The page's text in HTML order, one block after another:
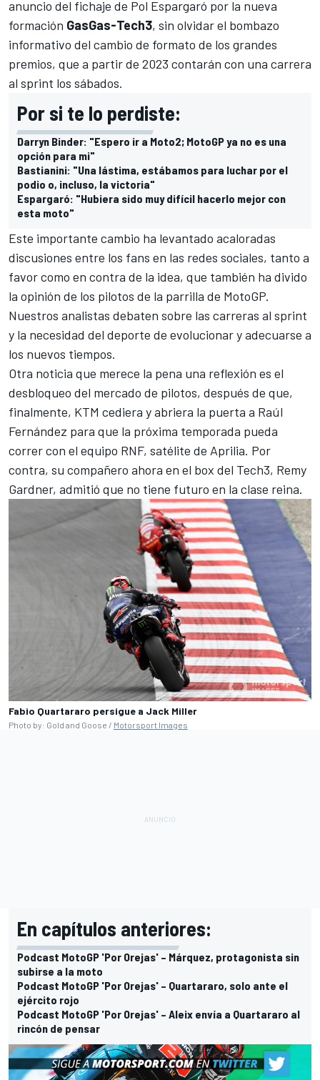
anuncio del fichaje de Pol Espargaró por la nueva
formación GasGas-Tech3, sin olvidar el bombazo
informativo del cambio de formato de los grandes
premios, que a partir de 2023 contarán con una carrera
al sprint los sábados.
Por si te lo perdiste:
Darryn Binder: "Espero ir a Moto2; MotoGP ya no es una
opción para mi"
Bastianini: "Una lástima, estábamos para luchar por el
podio o, incluso, la victoria"
Espargaró: "Hubiera sido muy difícil hacerlo mejor con
esta moto"
Este importante cambio ha levantado acaloradas
discusiones entre los fans en las redes sociales, tanto a
favor como en contra de la idea, que también ha divido
la opinión de los pilotos de la parrilla de MotoGP.
Nuestros analistas debaten sobre las carreras al sprint
y la necesidad del deporte de evolucionar y adecuarse a
los nuevos tiempos.
Otra noticia que merece la pena una reflexión es el
desbloqueo del mercado de pilotos, después de que,
finalmente, KTM cediera y abriera la puerta a Raúl
Fernández para que la próxima temporada pueda
correr con el equipo RNF, satélite de Aprilia. Por
contra, su compañero ahora en el box del Tech3, Remy
Gardner, admitió que no tiene futuro en la clase reina.
Fabio Quartararo persigue a Jack Miller
Photo by: Gold and Goose / Motorsport Images
En capítulos anteriores:
Podcast MotoGP 'Por Orejas' – Márquez, protagonista sin
subirse a la moto
Podcast MotoGP 'Por Orejas' – Quartararo, solo ante el
ejército rojo
Podcast MotoGP 'Por Orejas' – Aleix envía a Quartararo al
rincón de pensar